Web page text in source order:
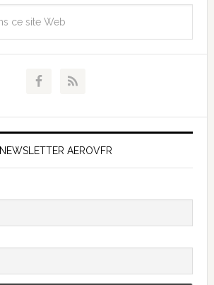
NEWSLETTER AEROVFR